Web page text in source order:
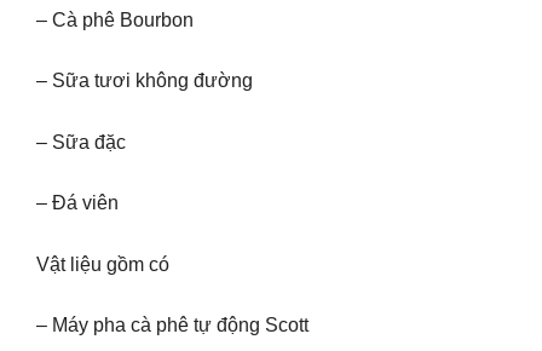
– Cà phê Bourbon
– Sữa tươi không đường
– Sữa đặc
– Đá viên
Vật liệu gồm có
– Máy pha cà phê tự động Scott